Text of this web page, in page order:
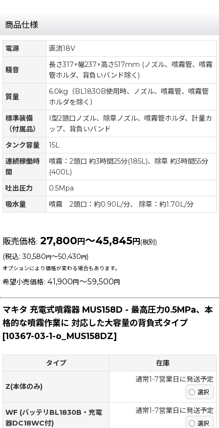
商品仕様
電源 直流18V
騒音
長さ317×幅237×高さ517mm (ノズル、噴霧管、噴霧
管ホルダ、背負いバンド除く)
質量
6.0kg（BL1830B使用時、ノズル、噴霧管、噴霧管
ホルダを除く）
標準装備
（付属品）
I型2頭口ノズル、除草ノズル、噴霧管ホルダ、計量カ
ップ、背負いバンド
タンク容量
15L
連続稼働時
間
噴霧：2頭口 約3時間25分(185L)、除草 約3時間55分
(400L)
吐出圧力
0.5Mpa
吸水量
噴霧 2頭口：約0.90L/分、 除草：約1.70L/分
販売価格: 27,800円～45,845円(税別)
(税込: 30,580円～50,430円)
オプションにより価格が変わる場合もあります。
希望小売価格: 41,900円～59,500円
マキタ 充電式噴霧器 MUS158D - 最高圧力0.5MPa、本
格的な噴霧作業に 対応した大容量の背負式タイプ
[10367-03-1-o_MUS158DZ]
タイプ 在庫
Z(本体のみ)
通常1-7営業日に発送予定
WF (バッテリBL1830B・充電
器DC18WC付)
通常1-7営業日に発送予定